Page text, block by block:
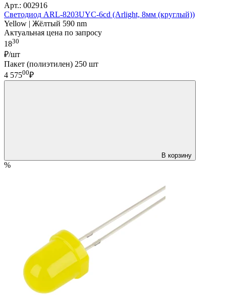
Арт.: 002916
Светодиод ARL-8203UYC-6cd (Arlight, 8мм (круглый))
Yellow | Жёлтый 590 nm
Актуальная цена по запросу
1830
₽/шт
Пакет (полиэтилен) 250 шт
4 57500₽
В корзину
%